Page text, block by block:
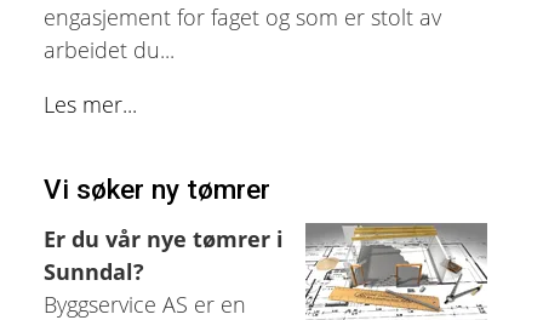
engasjement for faget og som er stolt av
arbeidet du...
Les mer...
Vi søker ny tømrer
Er du vår nye tømrer i
Sunndal?
Byggservice AS er en